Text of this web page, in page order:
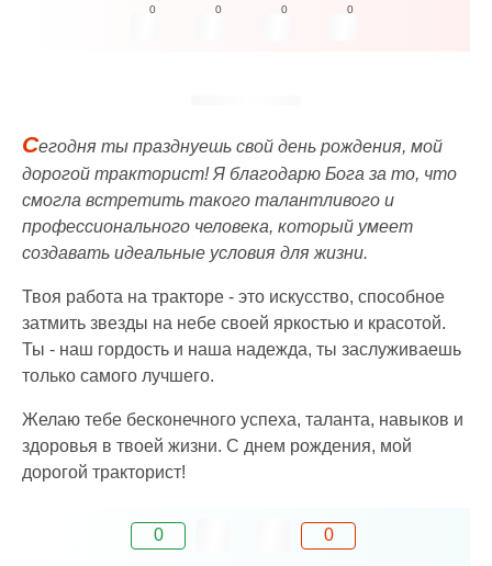
0 0 0 0
Сегодня ты празднуешь свой день рождения, мой
дорогой тракторист! Я благодарю Бога за то, что
смогла встретить такого талантливого и
профессионального человека, который умеет
создавать идеальные условия для жизни.
Твоя работа на тракторе - это искусство, способное
затмить звезды на небе своей яркостью и красотой.
Ты - наш гордость и наша надежда, ты заслуживаешь
только самого лучшего.
Желаю тебе бесконечного успеха, таланта, навыков и
здоровья в твоей жизни. С днем рождения, мой
дорогой тракторист!
0 0